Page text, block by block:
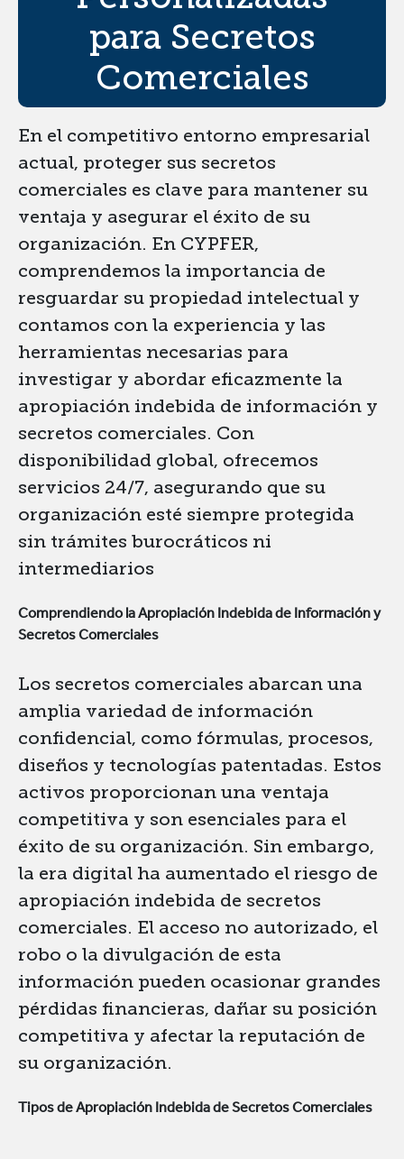
para Secretos
Comerciales
En el competitivo entorno empresarial
actual, proteger sus secretos
comerciales es clave para mantener su
ventaja y asegurar el éxito de su
organización. En CYPFER,
comprendemos la importancia de
resguardar su propiedad intelectual y
contamos con la experiencia y las
herramientas necesarias para
investigar y abordar eficazmente la
apropiación indebida de información y
secretos comerciales. Con
disponibilidad global, ofrecemos
servicios 24/7, asegurando que su
organización esté siempre protegida
sin trámites burocráticos ni
intermediarios
Comprendiendo la Apropiación Indebida de Información y
Secretos Comerciales
Los secretos comerciales abarcan una
amplia variedad de información
confidencial, como fórmulas, procesos,
diseños y tecnologías patentadas. Estos
activos proporcionan una ventaja
competitiva y son esenciales para el
éxito de su organización. Sin embargo,
la era digital ha aumentado el riesgo de
apropiación indebida de secretos
comerciales. El acceso no autorizado, el
robo o la divulgación de esta
información pueden ocasionar grandes
pérdidas financieras, dañar su posición
competitiva y afectar la reputación de
su organización.
Tipos de Apropiación Indebida de Secretos Comerciales